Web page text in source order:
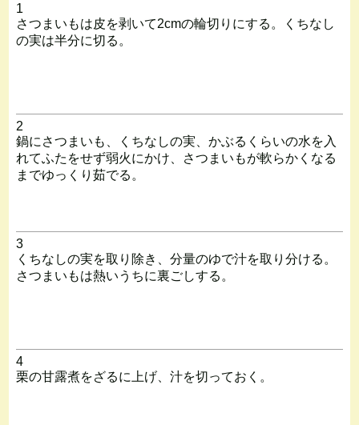
1
さつまいもは皮を剥いて2cmの輪切りにする。くちなし
の実は半分に切る。
2
鍋にさつまいも、くちなしの実、かぶるくらいの水を入
れてふたをせず弱火にかけ、さつまいもが軟らかくなる
までゆっくり茹でる。
3
くちなしの実を取り除き、分量のゆで汁を取り分ける。
さつまいもは熱いうちに裏ごしする。
4
栗の甘露煮をざるに上げ、汁を切っておく。